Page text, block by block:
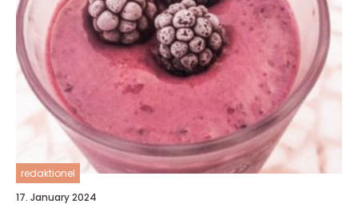
redaktionel
17. January 2024